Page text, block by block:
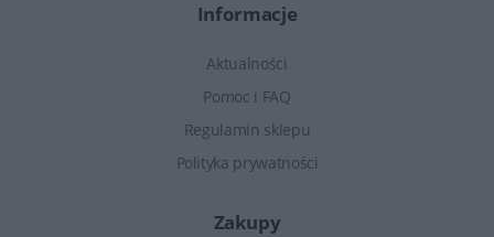
Informacje
Aktualności
Pomoc i FAQ
Regulamin sklepu
Polityka prywatności
Zakupy